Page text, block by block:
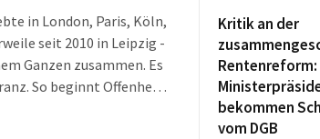
in London, Paris, Köln,
seit 2010 in Leipzig -
Ganzen zusammen. Es
So beginnt Offenheit.
Kritik an der
bekommen
vom DGB